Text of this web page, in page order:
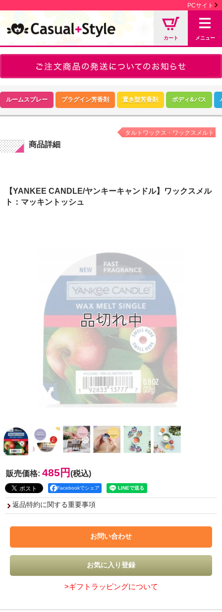
PCサイト
カート メニュー
ルームスプレー プラグイン芳香剤 置き型芳香剤 ボディ&バス
商品詳細
タルトワックス・ワックスメルト
【YANKEE CANDLE/ヤンキーキャンドル】ワックスメル
ト：マッキントッシュ
販売価格: 485円 (税込)
Facebookでシェア
返品特約に関する重要事項
>ギフトラッピングについて